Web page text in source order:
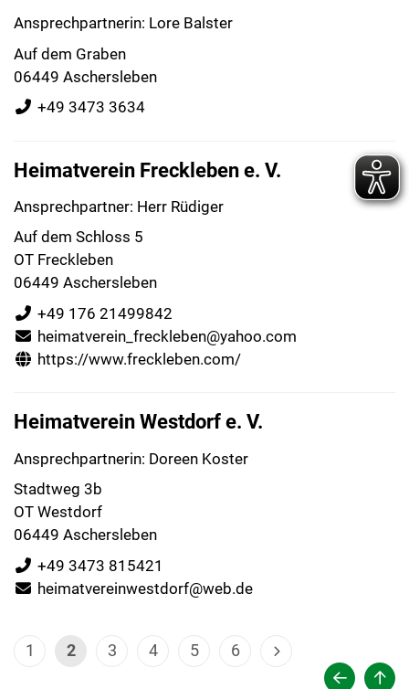
Ansprechpartnerin: Lore Balster
Auf dem Graben
06449 Aschersleben
+49 3473 3634
Heimatverein Freckleben e. V.
Ansprechpartner: Herr Rüdiger
Auf dem Schloss 5
OT Freckleben
06449 Aschersleben
+49 176 21499842
heimatverein_freckleben@yahoo.com
https://www.freckleben.com/
Heimatverein Westdorf e. V.
Ansprechpartnerin: Doreen Koster
Stadtweg 3b
OT Westdorf
06449 Aschersleben
+49 3473 815421
heimatvereinwestdorf@web.de
1 2 3 4 5 6